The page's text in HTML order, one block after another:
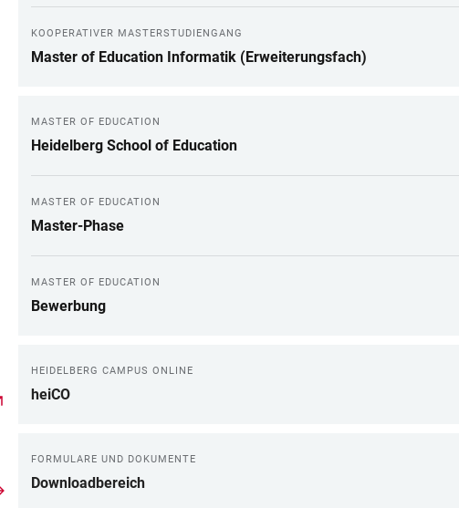
KOOPERATIVER MASTERSTUDIENGANG
Master of Education Informatik (Erweiterungsfach)
MASTER OF EDUCATION
Heidelberg School of Education
MASTER OF EDUCATION
Master-Phase
MASTER OF EDUCATION
Bewerbung
HEIDELBERG CAMPUS ONLINE
heiCO
FORMULARE UND DOKUMENTE
Downloadbereich